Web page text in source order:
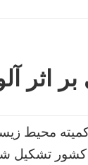
محیط
کشور تشکیل